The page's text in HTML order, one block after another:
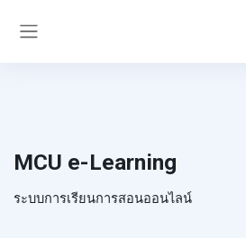
MCU e-Learning
ระบบการเรียนการสอนออนไลน์